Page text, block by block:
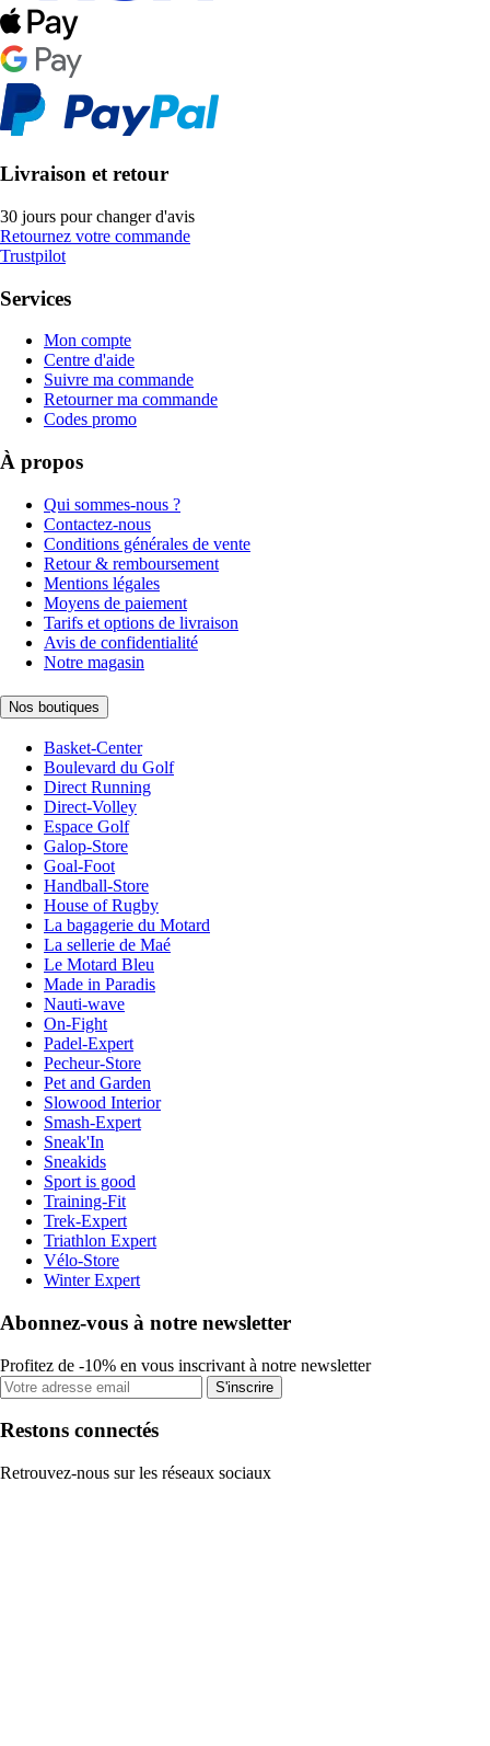
Livraison et retour
30 jours pour changer d'avis
Retournez votre commande
Trustpilot
Services
Mon compte
Centre d'aide
Suivre ma commande
Retourner ma commande
Codes promo
À propos
Qui sommes-nous ?
Contactez-nous
Conditions générales de vente
Retour & remboursement
Mentions légales
Moyens de paiement
Tarifs et options de livraison
Avis de confidentialité
Notre magasin
Nos boutiques
Basket-Center
Boulevard du Golf
Direct Running
Direct-Volley
Espace Golf
Galop-Store
Goal-Foot
Handball-Store
House of Rugby
La bagagerie du Motard
La sellerie de Maé
Le Motard Bleu
Made in Paradis
Nauti-wave
On-Fight
Padel-Expert
Pecheur-Store
Pet and Garden
Slowood Interior
Smash-Expert
Sneak'In
Sneakids
Sport is good
Training-Fit
Trek-Expert
Triathlon Expert
Vélo-Store
Winter Expert
Abonnez-vous à notre newsletter
Profitez de -10% en vous inscrivant à notre newsletter
S'inscrire
Restons connectés
Retrouvez-nous sur les réseaux sociaux